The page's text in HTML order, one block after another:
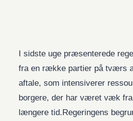
I sidste uge præsenterede
fra en række partier på tværs
aftale, som intensiverer
borgere, der har været væk
længere tid.Regeringens